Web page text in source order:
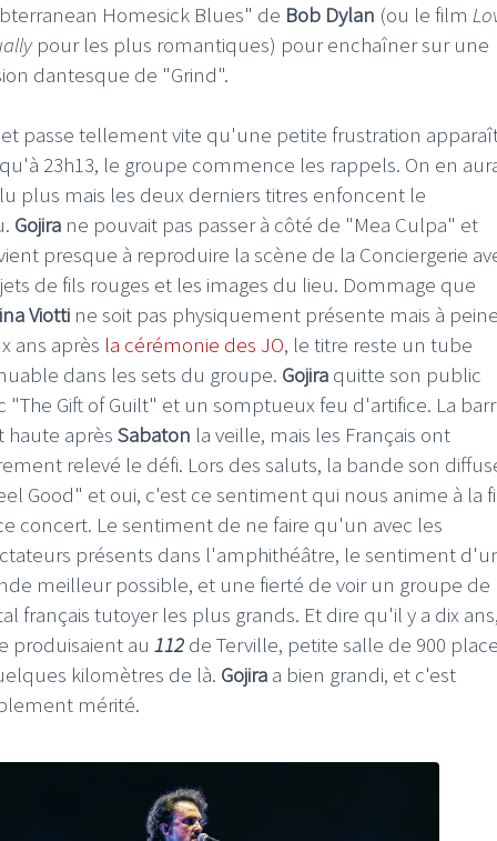
Homesick Blues" de Bob Dylan (ou le film
pour les plus romantiques) pour enchaîner sur une
dantesque de "Grind".
passe tellement vite qu'une petite frustration
23h13, le groupe commence les rappels. On en
plus mais les deux derniers titres enfoncent le
Gojira ne pouvait pas passer à côté de "Mea Culpa" et
presque à reproduire la scène de la Conciergerie
de fils rouges et les images du lieu. Dommage que
Viotti ne soit pas physiquement présente mais à
ans après la cérémonie des JO, le titre reste un tube
dans les sets du groupe. Gojira quitte son public
"The Gift of Guilt" et un somptueux feu d'artifice. La
haute après Sabaton la veille, mais les Français ont
relevé le défi. Lors des saluts, la bande son
Good" et oui, c'est ce sentiment qui nous anime à la
concert. Le sentiment de ne faire qu'un avec les
présents dans l'amphithéâtre, le sentiment
meilleur possible, et une fierté de voir un groupe de
français tutoyer les plus grands. Et dire qu'il y a dix
produisaient au 112 de Terville, petite salle de 900
kilomètres de là. Gojira a bien grandi, et c'est
mérité.